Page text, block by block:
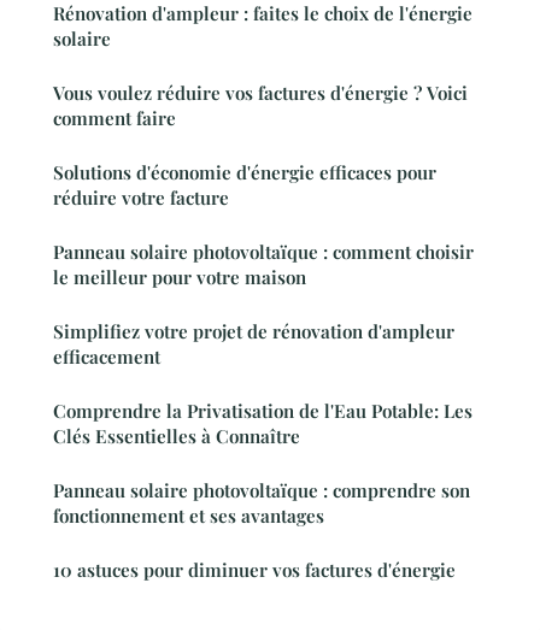
Rénovation d'ampleur : faites le choix de l'énergie
solaire
Vous voulez réduire vos factures d'énergie ? Voici
comment faire
Solutions d'économie d'énergie efficaces pour
réduire votre facture
Panneau solaire photovoltaïque : comment choisir
le meilleur pour votre maison
Simplifiez votre projet de rénovation d'ampleur
efficacement
Comprendre la Privatisation de l'Eau Potable: Les
Clés Essentielles à Connaître
Panneau solaire photovoltaïque : comprendre son
fonctionnement et ses avantages
10 astuces pour diminuer vos factures d'énergie